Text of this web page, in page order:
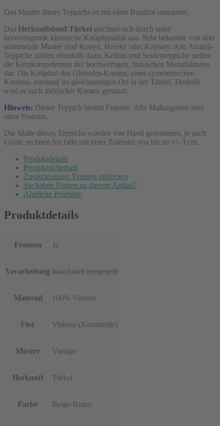
Das Muster dieses Teppichs ist mit einer Bordüre umrandet.
Das Herkunftsland Türkei zeichnet sich durch seine
hervorragende klassische Knüpfqualität aus. Sehr bekannte von dort
stammende Muster sind Konya, Hereke oder Kaysary. Alte Anatoli-
Teppiche zählen ebenfalls dazu. Kelims und Seidenteppiche stellen
die Kernkompetenzen der hochwertigen, türkischen Manufakturen
dar. Die Knüpfart des Ghiordes-Knoten, eines symmetrischen
Knotens, entstand im gleichnamigen Ort in der Türkei. Deshalb
wird er auch türkischer Knoten genannt.
Hinweis: Dieser Teppich besitzt Fransen. Alle Maßangaben sind
ohne Fransen.
Die Maße dieses Teppichs wurden von Hand genommen, je nach
Größe rechnen Sie bitte mit einer Toleranz von bis zu +/- 3 cm.
Produktdetails
Produktsicherheit
Zusatzleistung: Fransen entfernen
Sie haben Fragen zu diesem Artikel?
Ähnliche Produkte
Produktdetails
Fransen Ja
Verarbeitung maschinell hergestellt
Material 100% Viskose
Flor Viskose (Kunstseide)
Muster Vintage
Herkunft Türkei
Farbe Beige-Braun